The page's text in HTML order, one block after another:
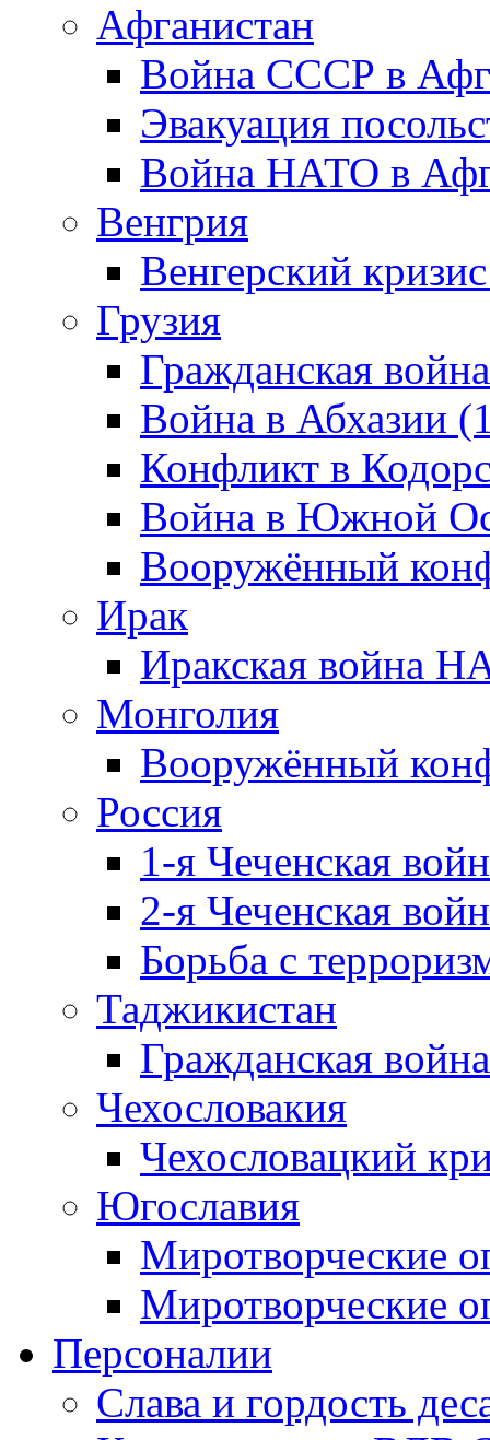
Афганистан
Война СССР в
Эвакуация
Война НАТО в
Венгрия
Венгерский
Грузия
Гражданская
Война в Абхазии
Конфликт в
Война в Южной
Вооружённый
Ирак
Иракская война
Монголия
Вооружённый
Россия
1-я Чеченская
2-я Чеченская
Борьба с
Таджикистан
Гражданская
Чехословакия
Чехословацкий
Югославия
Миротворческие
Миротворческие
Персоналии
Слава и гордость